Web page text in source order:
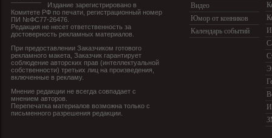
Издание зарегистрировано в
Комитете РФ по печати, регистрационный номер
ПИ №ФС77-26476.
Редакция не несет ответственность за
достоверность рекламных материалов.
При предоставлении Заказчиком готового
рекламного макета, Заказчик гарантирует
соблюдение авторских прав (интеллектуальной
собственности) третьих лиц на произведения,
включенные в рекламу.
Мнение редакции не всегда совпадает с
мнением авторов.
Перепечатка материалов возможна только с
письменного разрешения редакции.
Видео
Юмор от конников
Календарь событий